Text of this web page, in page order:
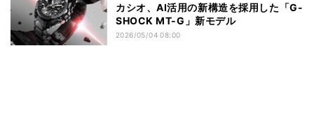
カシオ、AI活用の新構造を採用した「G-
SHOCK MT-G」新モデル
2026/05/04 08:00